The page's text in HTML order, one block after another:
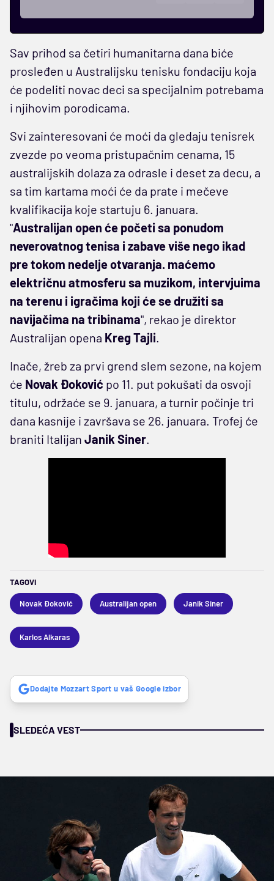
Sav prihod sa četiri humanitarna dana biće
prosleđen u Australijsku tenisku fondaciju koja
će podeliti novac deci sa specijalnim potrebama
i njihovim porodicama.
Svi zainteresovani će moći da gledaju tenisrek
zvezde po veoma pristupačnim cenama, 15
australijskih dolaza za odrasle i deset za decu, a
sa tim kartama moći će da prate i mečeve
kvalifikacija koje startuju 6. januara.
"Australijan open će početi sa ponudom
neverovatnog tenisa i zabave više nego ikad
pre tokom nedelje otvaranja. maćemo
električnu atmosferu sa muzikom, intervjuima
na terenu i igračima koji će se družiti sa
navijačima na tribinama", rekao je direktor
Australijan opena Kreg Tajli
Inače, žreb za prvi grend slem sezone, na kojem
će Novak Đoković po 11. put pokušati da osvoji
titulu, održaće se 9. januara, a turnir počinje tri
dana kasnije i završava se 26. januara. Trofej će
braniti Italijan Janik Siner
TAGOVI
Novak Đoković Australijan open Janik Siner
Karlos Alkaras
Dodajte Mozzart Sport u vaš Google izbor
SLEDEĆA VEST